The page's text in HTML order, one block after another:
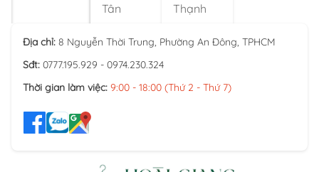
Tân
Thạnh
Địa chỉ: 8 Nguyễn Thời Trung, Phường An Đông, TPHCM
Sđt: 0777.195.929 - 0974.230.324
Thời gian làm việc: 9:00 - 18:00 (Thứ 2 - Thứ 7)